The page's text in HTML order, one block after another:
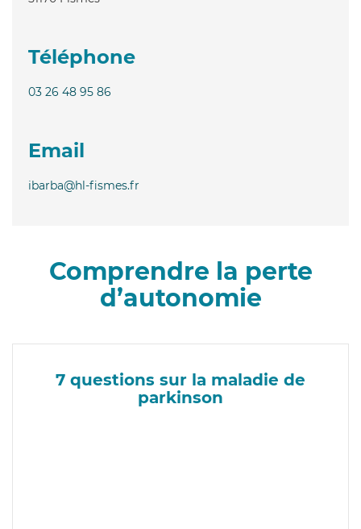
Téléphone
03 26 48 95 86
Email
ibarba@hl-fismes.fr
Comprendre la perte
d’autonomie
7 questions sur la maladie de
parkinson